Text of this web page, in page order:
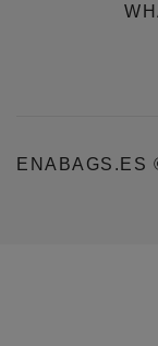
ENABAGS.ES